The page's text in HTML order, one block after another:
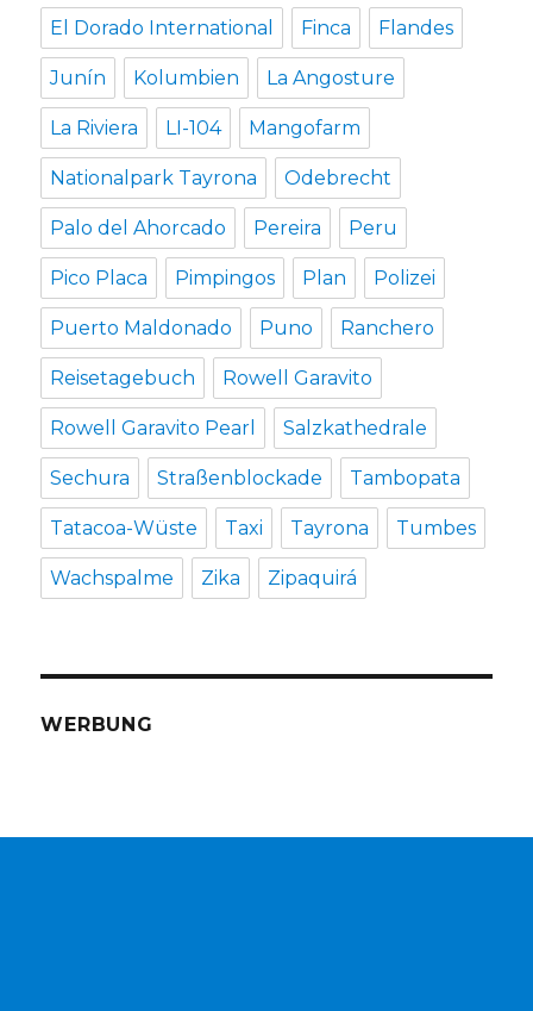
El Dorado International Finca Flandes
Junín Kolumbien La Angosture
La Riviera LI-104 Mangofarm
Nationalpark Tayrona Odebrecht
Palo del Ahorcado Pereira Peru
Pico Placa Pimpingos Plan Polizei
Puerto Maldonado Puno Ranchero
Reisetagebuch Rowell Garavito
Rowell Garavito Pearl Salzkathedrale
Sechura Straßenblockade Tambopata
Tatacoa-Wüste Taxi Tayrona Tumbes
Wachspalme Zika Zipaquirá
WERBUNG